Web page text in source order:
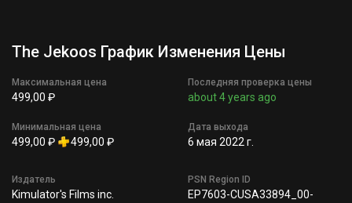
The Jekoos График Изменения Цены
Максимальная цена
499,00 ₽
Минимальная цена
499,00 ₽ 499,00 ₽
Последняя проверка цены
about 4 years ago
Дата выхода
6 мая 2022 г.
Издатель
Kimulator's Films inc.
PSN Region ID
EP7603-CUSA33894_00-